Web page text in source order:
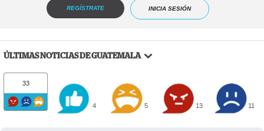
REGÍSTRATE INICIA SESIÓN
ÚLTIMAS NOTICIAS DE GUATEMALA
33
4 5 13 11